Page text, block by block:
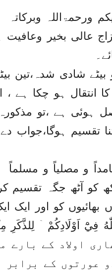
ورحمۃاللہ وبرکاتہ
عالی بخیر
شادی شدہ،تین
کا انتقال ہو چکا ہے
ہوئی ہے ،تو
تقسیم ہوگا،جواب
و مصلیاً و مسلماً
کو آٹھ جگہ تقسیم
بھائیوں کو اور ایک
فِيْٓ اَوْلَادِكُمْ ۤ لِلذَّكَرِ
اولاد کے
عورتوں کے برابر